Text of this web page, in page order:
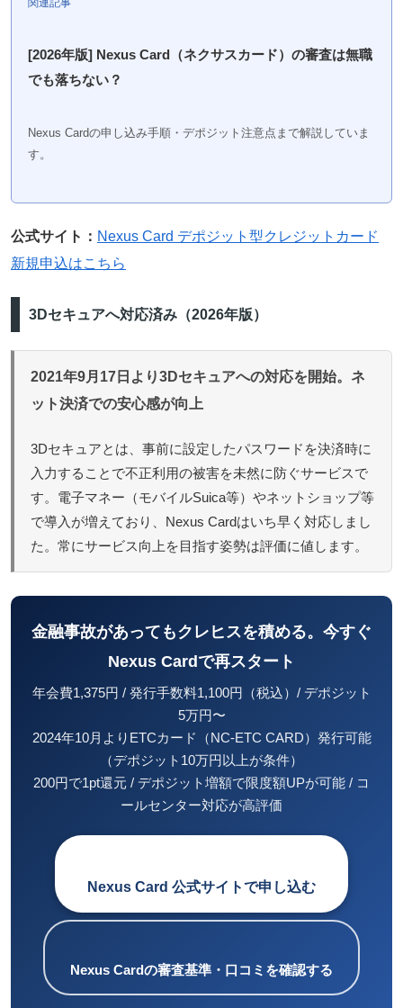
[2026年版] Nexus Card（ネクサスカード）の審査は無職
でも落ちない？
Nexus Cardの申し込み手順・デポジット注意点まで解説していま
す。
公式サイト： Nexus Card デポジット型クレジットカード
新規申込はこちら
3Dセキュアへ対応済み（2026年版）
2021年9月17日より3Dセキュアへの対応を開始。ネ
ット決済での安心感が向上
3Dセキュアとは、事前に設定したパスワードを決済時に
入力することで不正利用の被害を未然に防ぐサービスで
す。電子マネー（モバイルSuica等）やネットショップ等
で導入が増えており、Nexus Cardはいち早く対応しまし
た。常にサービス向上を目指す姿勢は評価に値します。
金融事故があってもクレヒスを積める。今すぐ
Nexus Cardで再スタート
年会費1,375円 / 発行手数料1,100円（税込）/ デポジット
5万円〜
2024年10月よりETCカード（NC-ETC CARD）発行可能
（デポジット10万円以上が条件）
200円で1pt還元 / デポジット増額で限度額UPが可能 / コ
ールセンター対応が高評価
Nexus Card 公式サイトで申し込む
Nexus Cardの審査基準・口コミを確認する